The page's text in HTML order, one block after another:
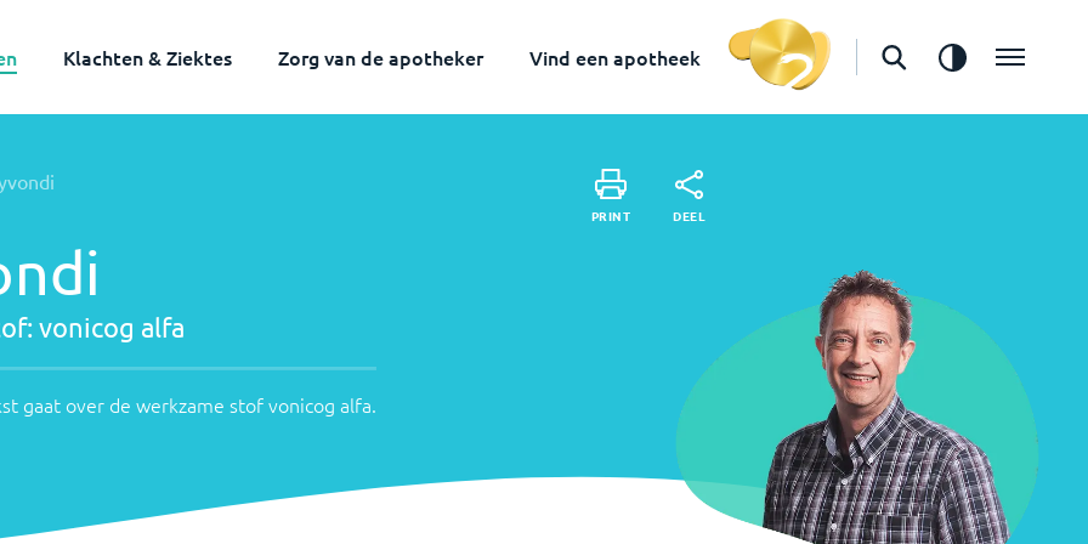
Klachten & Ziektes Zorg van de apotheker Vind een apotheek
Rotterdam
Vind een apotheek
vonicog alfa
gaat over de werkzame stofvonicog alfa.
PRINT DEEL